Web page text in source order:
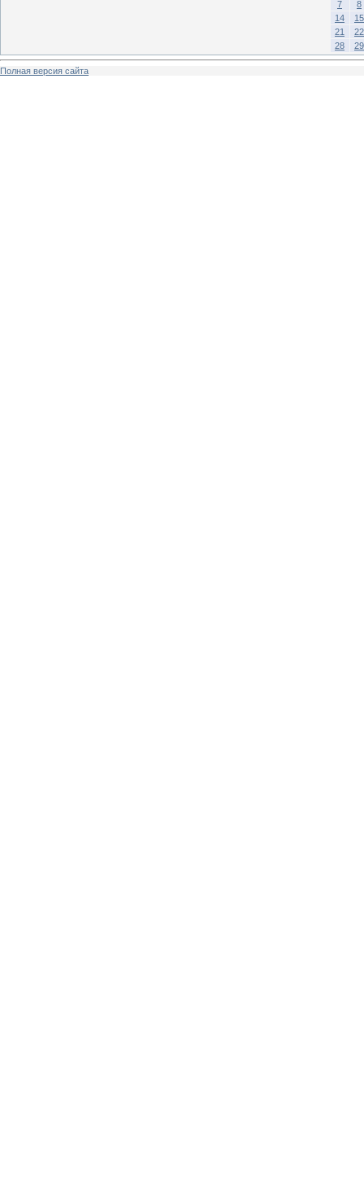
7
8
14
15
21
22
28
29
Полная версия сайта